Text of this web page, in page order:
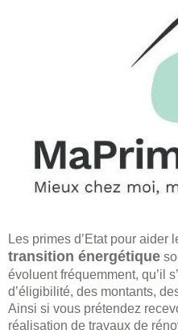
Les primes d’Etat pour aider
transition énergétique
évoluent fréquemment, qu’il
d’éligibilité, des montants,
Ainsi si vous prétendez
réalisation de travaux de